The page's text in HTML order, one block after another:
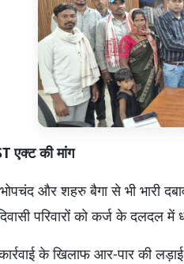
एक्ट की मांग
और शहरु बैगा से भी भारी
परिवारों को कर्ज के दलदल में
के खिलाफ आर-पार की